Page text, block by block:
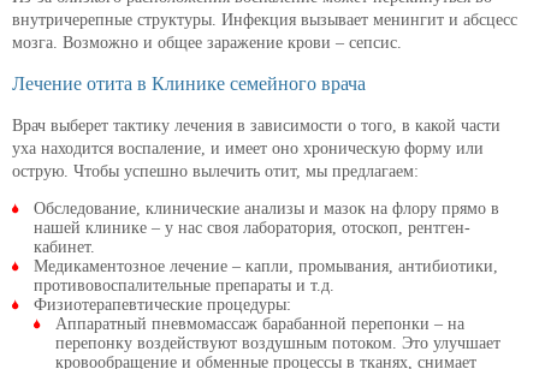
внутричерепные структуры. Инфекция вызывает менингит и абсцесс
мозга. Возможно и общее заражение крови – сепсис.
Лечение отита в Клинике семейного врача
Врач выберет тактику лечения в зависимости о того, в какой части
уха находится воспаление, и имеет оно хроническую форму или
острую. Чтобы успешно вылечить отит, мы предлагаем:
Обследование, клинические анализы и мазок на флору прямо в
нашей клинике – у нас своя лаборатория, отоскоп, рентген-
кабинет.
Медикаментозное лечение – капли, промывания, антибиотики,
противовоспалительные препараты и т.д.
Физиотерапевтические процедуры:
Аппаратный пневмомассаж барабанной перепонки – на
перепонку воздействуют воздушным потоком. Это улучшает
кровообращение и обменные процессы в тканях, снимает